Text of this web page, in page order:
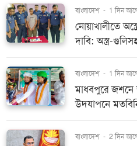
বাংলাদেশ - 1 দিন
নোয়াখালীতে
দাবি: অস্ত্র-
বাংলাদেশ - 1 দিন
মাধবপুরে জশনে
উদযাপনে
বাংলাদেশ - 2 দিন